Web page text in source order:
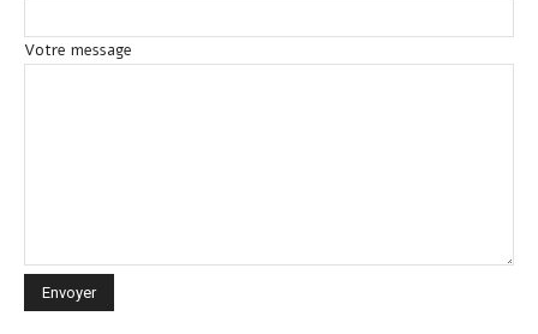
Votre message